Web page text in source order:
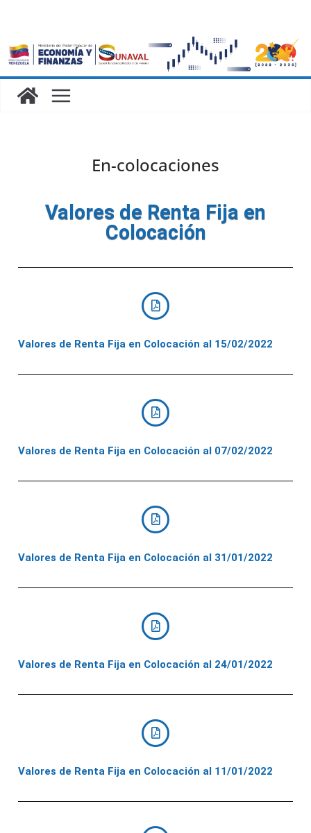
En-colocaciones
Valores de Renta Fija en
Colocación
Valores de Renta Fija en Colocación al 15/02/2022
Valores de Renta Fija en Colocación al 07/02/2022
Valores de Renta Fija en Colocación al 31/01/2022
Valores de Renta Fija en Colocación al 24/01/2022
Valores de Renta Fija en Colocación al 11/01/2022